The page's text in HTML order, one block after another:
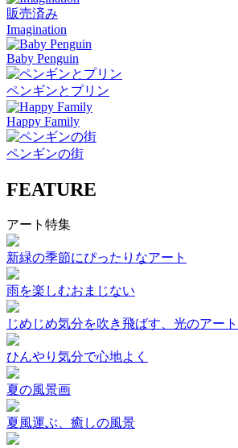
販売済み
Imagination
Baby Penguin
ペンギンとプリン
Happy Family
ペンギンの街
FEATURE
アート特集
新緑の季節にぴったりなアート
雨を楽しむおまじない
じめじめ気分を吹き飛ばす、光のアート
ひんやり気分で心地よく
夏の風景画
夏風運ぶ、癒しの風景